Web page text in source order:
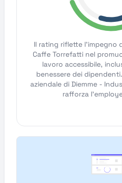
Il rating riflette l'impegno
Caffe Torrefatti nel
lavoro accessibile,
benessere dei
aziendale di Diemme -
rafforza